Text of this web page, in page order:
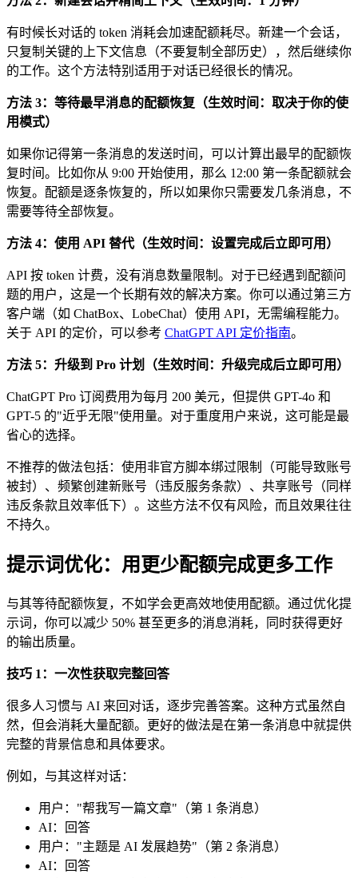
有时候长对话的 token 消耗会加速配额耗尽。新建一个会话，
只复制关键的上下文信息（不要复制全部历史），然后继续你
的工作。这个方法特别适用于对话已经很长的情况。
方法 3：等待最早消息的配额恢复（生效时间：取决于你的使
用模式）
如果你记得第一条消息的发送时间，可以计算出最早的配额恢
复时间。比如你从 9:00 开始使用，那么 12:00 第一条配额就会
恢复。配额是逐条恢复的，所以如果你只需要发几条消息，不
需要等待全部恢复。
方法 4：使用 API 替代（生效时间：设置完成后立即可用）
API 按 token 计费，没有消息数量限制。对于已经遇到配额问
题的用户，这是一个长期有效的解决方案。你可以通过第三方
客户端（如 ChatBox、LobeChat）使用 API，无需编程能力。
关于 API 的定价，可以参考 ChatGPT API 定价指南。
方法 5：升级到 Pro 计划（生效时间：升级完成后立即可用）
ChatGPT Pro 订阅费用为每月 200 美元，但提供 GPT-4o 和
GPT-5 的"近乎无限"使用量。对于重度用户来说，这可能是最
省心的选择。
不推荐的做法包括：使用非官方脚本绑过限制（可能导致账号
被封）、频繁创建新账号（违反服务条款）、共享账号（同样
违反条款且效率低下）。这些方法不仅有风险，而且效果往往
不持久。
提示词优化：用更少配额完成更多工作
与其等待配额恢复，不如学会更高效地使用配额。通过优化提
示词，你可以减少 50% 甚至更多的消息消耗，同时获得更好
的输出质量。
技巧 1：一次性获取完整回答
很多人习惯与 AI 来回对话，逐步完善答案。这种方式虽然自
然，但会消耗大量配额。更好的做法是在第一条消息中就提供
完整的背景信息和具体要求。
例如，与其这样对话：
用户："帮我写一篇文章"（第 1 条消息）
AI：回答
用户："主题是 AI 发展趋势"（第 2 条消息）
AI：回答